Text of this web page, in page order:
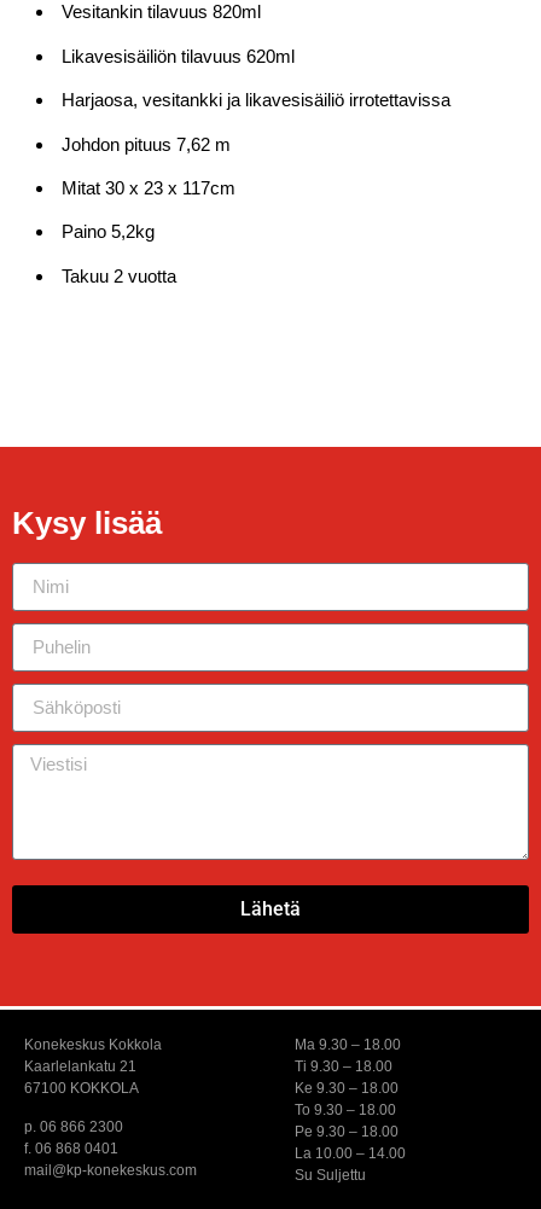
Vesitankin tilavuus 820ml
Likavesisäiliön tilavuus 620ml
Harjaosa, vesitankki ja likavesisäiliö irrotettavissa
Johdon pituus 7,62 m
Mitat 30 x 23 x 117cm
Paino 5,2kg
Takuu 2 vuotta
Kysy lisää
Lähetä
Konekeskus Kokkola
Kaarlelankatu 21
67100 KOKKOLA
p. 06 866 2300
f. 06 868 0401
mail@kp-konekeskus.com
Ma 9.30 – 18.00
Ti 9.30 – 18.00
Ke 9.30 – 18.00
To 9.30 – 18.00
Pe 9.30 – 18.00
La 10.00 – 14.00
Su Suljettu